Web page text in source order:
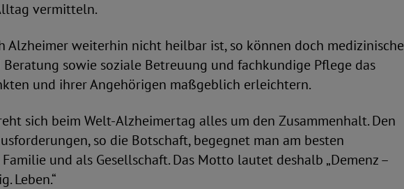
vermitteln.
Alzheimer weiterhin nicht heilbar ist, so können doch medizinische
sowie soziale Betreuung und fachkundige Pflege das
und ihrer Angehörigen maßgeblich erleichtern.
sich beim Welt-Alzheimertag alles um den Zusammenhalt. Den
so die Botschaft, begegnet man am besten
und als Gesellschaft. Das Motto lautet deshalb „Demenz –
Leben.“